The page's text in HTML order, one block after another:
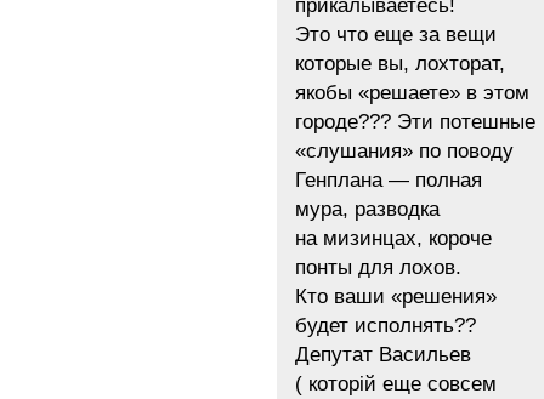
прикалываетесь!
Это что еще за вещи
которые вы, лохторат,
якобы «решаете» в этом
городе??? Эти потешные
«слушания» по поводу
Генплана — полная
мура, разводка
на мизинцах, короче
понты для лохов.
Кто ваши «решения»
будет исполнять??
Депутат Васильев
( которій еще совсем